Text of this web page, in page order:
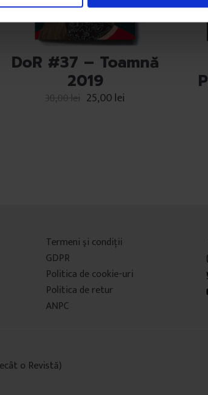
DoR #37 – Toamnă
2019
30,00lei 25,00lei
Termeni şi condiţii
GDPR
Politica de cookie-uri
Politica de retur
ANPC
o Revistă)